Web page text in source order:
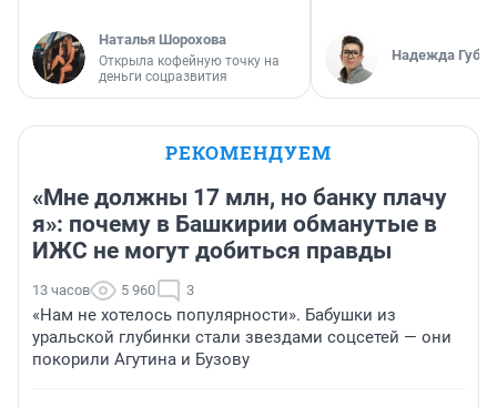
Наталья Шорохова
Открыла кофейную точку на
деньги соцразвития
Надежда
РЕКОМЕНДУЕМ
«Мне должны 17 млн, но банку плачу
я»: почему в Башкирии обманутые в
ИЖС не могут добиться правды
13 часов 5 960 3
«Нам не хотелось популярности». Бабушки из
уральской глубинки стали звездами соцсетей — они
покорили Агутина и Бузову